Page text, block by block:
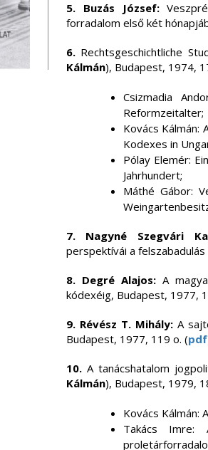
5. Buzás József:
forradalom első két
6. Rechtsgeschichtliche
Kálmán), Budapest, 1974,
Csizmadia
Reformzeitalter;
Kovács Kálmán:
Kodexes in
Pólay Elemér:
Jahrhundert;
Máthé Gábor:
7. Nagyné Szegvári
perspektívái a
8. Degré Alajos:A
kódexéig, Budapest, 1977,
9. Révész T. Mihály: A
Budapest, 1977, 119 o. (pdf
10. A tanácshatalom
Kálmán), Budapest, 1979,
Kovács Kálmán:
Takács Imre: